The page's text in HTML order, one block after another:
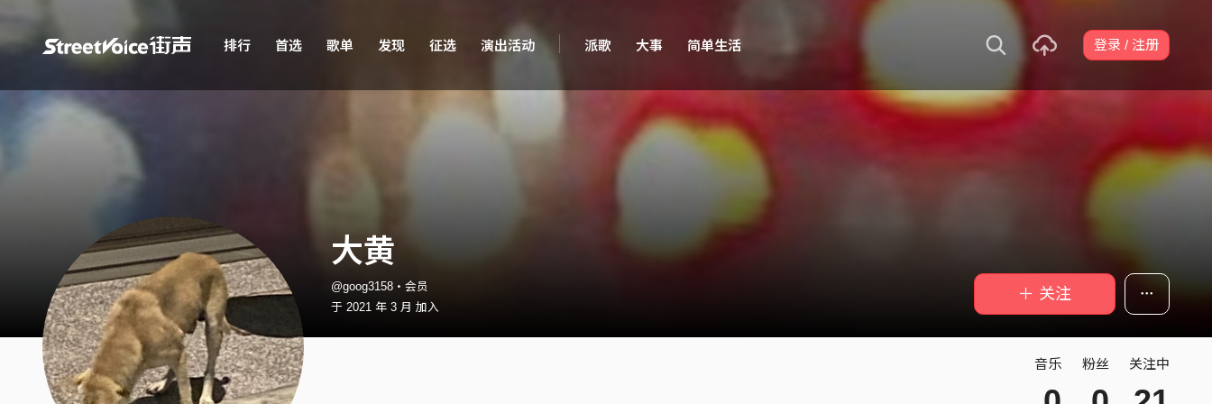
排行 首选 歌单 发现 征选 演出活动 派歌 大事 简单生活 登录 / 注册
大黄
@goog3158・会员
于 2021 年 3 月 加入
＋ 关注
音乐 粉丝 关注中